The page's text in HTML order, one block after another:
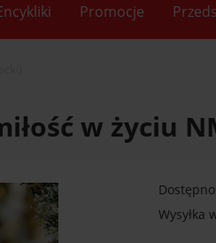
Promocje
w życiu
Wysyłka